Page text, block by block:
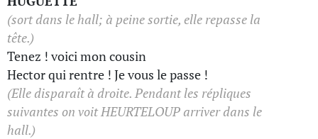
(sort dans le hall; à peine sortie, elle repasse la
tête.)
Tenez ! voici mon cousin
Hector qui rentre ! Je vous le passe !
(Elle disparaît à droite. Pendant les répliques
suivantes on voit HEURTELOUP arriver dans le
hall.)